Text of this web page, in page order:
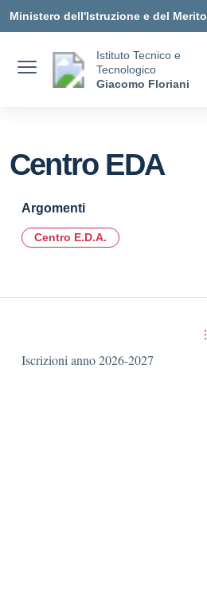
Ministero dell'Istruzione e del Merito
Istituto Tecnico e
Tecnologico
Giacomo Floriani
Centro EDA
Argomenti
Centro E.D.A.
Iscrizioni anno 2026-2027